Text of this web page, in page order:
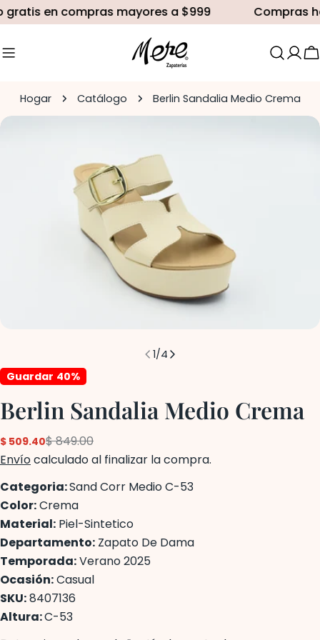
saltar
al
contenido
en compras mayores a $999 Compras
Hogar Catálogo Berlin Sandalia Medio Crema
Saltar
medios 0 en modal
1/4
Guardar 40%
Berlin Sandalia Medio Crema
Precio
de
$ 509.40
Precio
regular
$ 849.00
Envíocalculado al finalizar la compra.
Categoria:Sand Corr Medio C-53
Color:Crema
Material: Piel-Sintetico
Departamento: Zapato De Dama
Temporada:Verano 2025
Ocasión:Casual
SKU:8407136
Altura:C-53